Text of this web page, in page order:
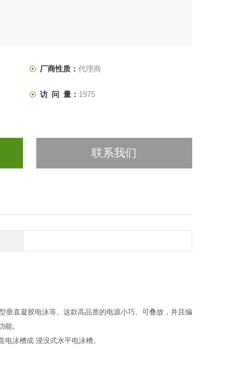
厂商性质： 代理商
访 问 量： 1975
联系我们
直凝胶电泳等。这款高品质的电源小巧、可叠放，并且编
。
泳槽或 浸没式水平电泳槽。